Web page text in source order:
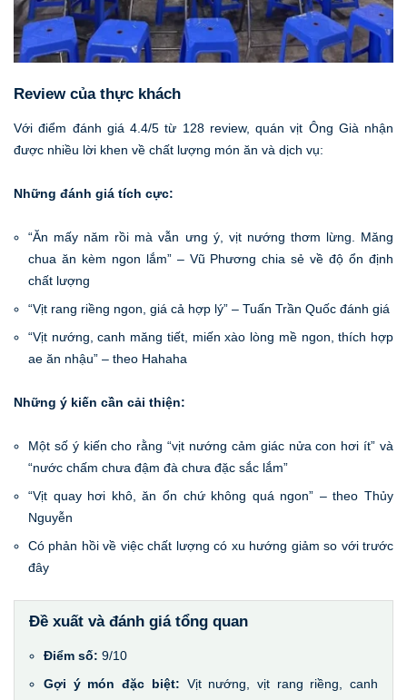
Review của thực khách
Với điểm đánh giá 4.4/5 từ 128 review, quán vịt Ông Già nhận
được nhiều lời khen về chất lượng món ăn và dịch vụ:
Những đánh giá tích cực:
“Ăn mấy năm rồi mà vẫn ưng ý, vịt nướng thơm lừng. Măng
chua ăn kèm ngon lắm” – Vũ Phương chia sẻ về độ ổn định
chất lượng
“Vịt rang riềng ngon, giá cả hợp lý” – Tuấn Trần Quốc đánh giá
“Vịt nướng, canh măng tiết, miến xào lòng mề ngon, thích hợp
ae ăn nhậu” – theo Hahaha
Những ý kiến cần cải thiện:
Một số ý kiến cho rằng “vịt nướng cảm giác nửa con hơi ít” và
“nước chấm chưa đậm đà chưa đặc sắc lắm”
“Vịt quay hơi khô, ăn ổn chứ không quá ngon” – theo Thủy
Nguyễn
Có phản hồi về việc chất lượng có xu hướng giảm so với trước
đây
Đề xuất và đánh giá tổng quan
Điểm số: 9/10
Gợi ý món đặc biệt: Vịt nướng, vịt rang riềng, canh